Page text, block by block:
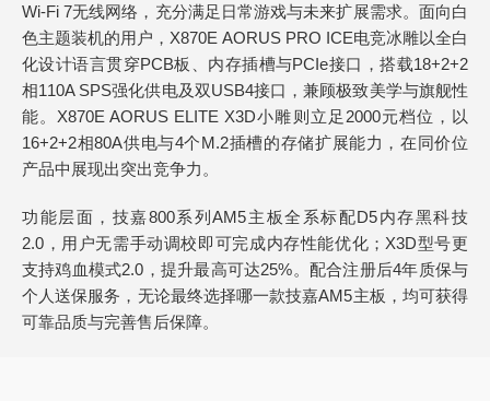
Wi-Fi 7无线网络，充分满足日常游戏与未来扩展需求。面向白
色主题装机的用户，X870E AORUS PRO ICE电竞冰雕以全白
化设计语言贯穿PCB板、内存插槽与PCIe接口，搭载18+2+2
相110A SPS强化供电及双USB4接口，兼顾极致美学与旗舰性
能。X870E AORUS ELITE X3D小雕则立足2000元档位，以
16+2+2相80A供电与4个M.2插槽的存储扩展能力，在同价位
产品中展现出突出竞争力。
功能层面，技嘉800系列AM5主板全系标配D5内存黑科技
2.0，用户无需手动调校即可完成内存性能优化；X3D型号更
支持鸡血模式2.0，提升最高可达25%。配合注册后4年质保与
个人送保服务，无论最终选择哪一款技嘉AM5主板，均可获得
可靠品质与完善售后保障。